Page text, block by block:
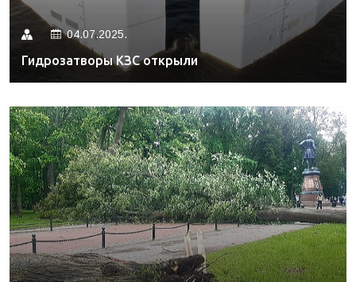
04.07.2025.
Гидрозатворы КЗС открыли